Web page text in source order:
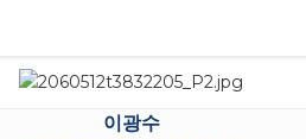
이광수